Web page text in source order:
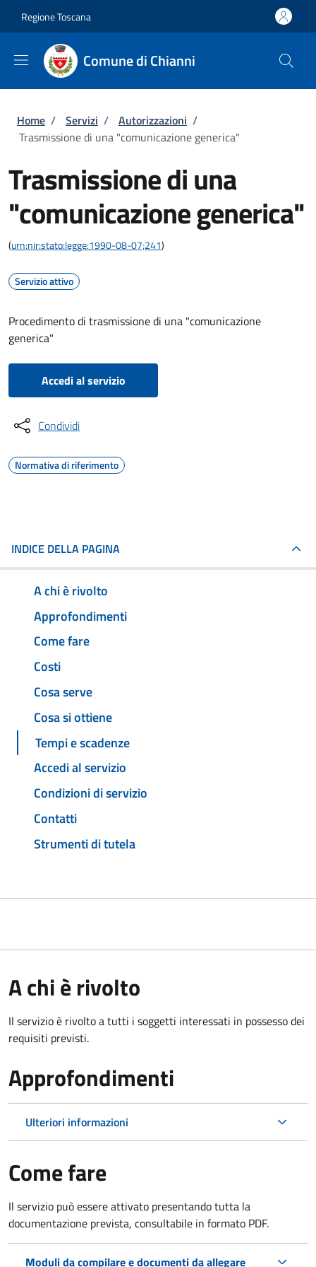
Regione Toscana
Comune di Chianni
Briciole di pane
Home / Servizi / Autorizzazioni /
Trasmissione di una "comunicazione generica"
Trasmissione di una
"comunicazione generica"
(urn:nir:stato:legge:1990-08-07;241)
Servizio attivo
Procedimento di trasmissione di una "comunicazione
generica"
Accedi al servizio
Condividi
Normativa di riferimento
INDICE DELLA PAGINA
A chi è rivolto
Approfondimenti
Come fare
Costi
Cosa serve
Cosa si ottiene
Tempi e scadenze
Accedi al servizio
Condizioni di servizio
Contatti
Strumenti di tutela
A chi è rivolto
Il servizio è rivolto a tutti i soggetti interessati in possesso dei
requisiti previsti.
Approfondimenti
Ulteriori informazioni
Come fare
Il servizio può essere attivato presentando tutta la
documentazione prevista, consultabile in formato PDF.
Moduli da compilare e documenti da allegare